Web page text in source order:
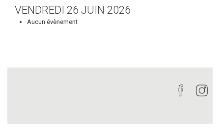
VENDREDI 26 JUIN 2026
Aucun évènement